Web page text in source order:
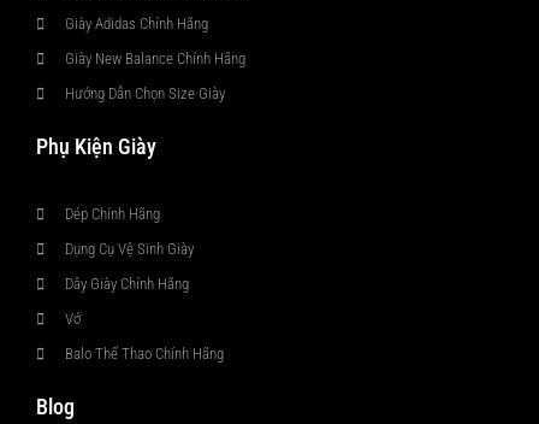
Giày Adidas Chính Hãng
Giày New Balance Chính Hãng
Hướng Dẫn Chọn Size Giày
Phụ Kiện Giày
Dép Chính Hãng
Dụng Cụ Vệ Sinh Giày
Dây Giày Chính Hãng
Vớ
Balo Thể Thao Chính Hãng
Blog